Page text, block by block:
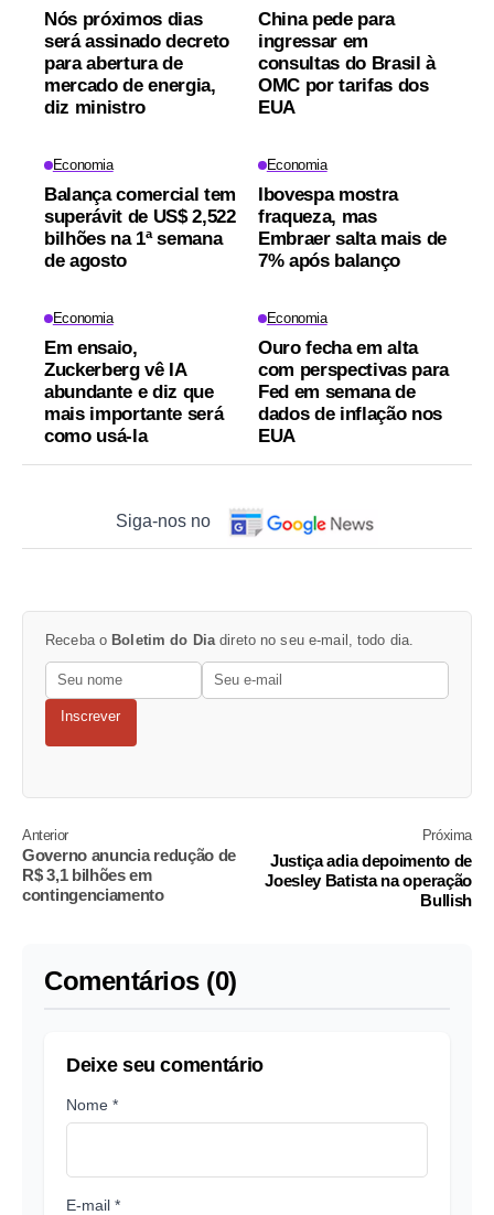
Nós próximos dias
será assinado decreto
para abertura de
mercado de energia,
diz ministro
China pede para
ingressar em
consultas do Brasil à
OMC por tarifas dos
EUA
Economia
Balança comercial tem
superávit de US$ 2,522
bilhões na 1ª semana
de agosto
Economia
Ibovespa mostra
fraqueza, mas
Embraer salta mais de
7% após balanço
Economia
Em ensaio,
Zuckerberg vê IA
abundante e diz que
mais importante será
como usá-la
Economia
Ouro fecha em alta
com perspectivas para
Fed em semana de
dados de inflação nos
EUA
Siga-nos no
Receba o Boletim do Diadireto no seu e-mail, todo dia.
Inscrever
Anterior
Governo anuncia redução de
R$ 3,1 bilhões em
contingenciamento
Próxima
Justiça adia depoimento de
Joesley Batista na operação
Bullish
Comentários (0)
Deixe seu comentário
Nome *
E-mail *